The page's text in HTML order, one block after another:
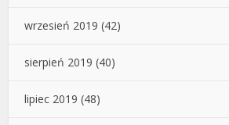
wrzesień 2019 (42)
sierpień 2019 (40)
lipiec 2019 (48)